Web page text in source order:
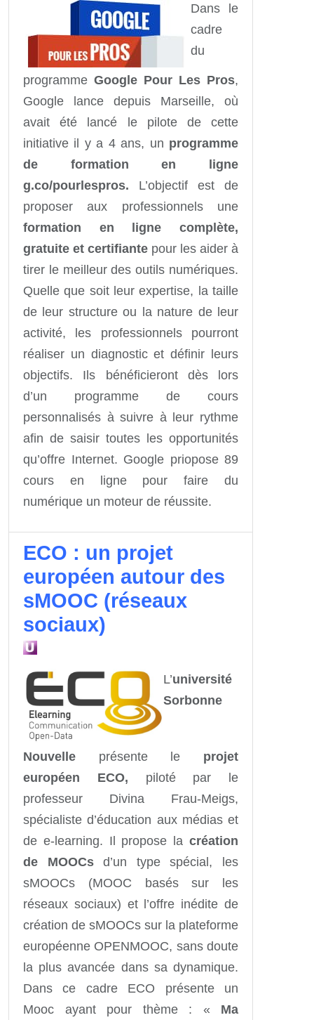
Dans le
cadre
du
programme Google Pour Les Pros,
Google lance depuis Marseille, où
avait été lancé le pilote de cette
initiative il y a 4 ans, un programme
de formation en ligne
g.co/pourlespros. L’objectif est de
proposer aux professionnels une
formation en ligne complète,
gratuite et certifiante pour les aider à
tirer le meilleur des outils numériques.
Quelle que soit leur expertise, la taille
de leur structure ou la nature de leur
activité, les professionnels pourront
réaliser un diagnostic et définir leurs
objectifs. Ils bénéficieront dès lors
d’un programme de cours
personnalisés à suivre à leur rythme
afin de saisir toutes les opportunités
qu’offre Internet. Google priopose 89
cours en ligne pour faire du
numérique un moteur de réussite.
ECO : un projet
européen autour des
sMOOC (réseaux
sociaux)
L’université
Sorbonne
Nouvelle présente le projet
européen ECO, piloté par le
professeur Divina Frau-Meigs,
spécialiste d’éducation aux médias et
de e-learning. Il propose la création
de MOOCsd’un type spécial, les
sMOOCs (MOOC basés sur les
réseaux sociaux) et l’offre inédite de
création de sMOOCs sur la plateforme
européenne OPENMOOC, sans doute
la plus avancée dans sa dynamique.
Dans ce cadre ECO présente un
Mooc ayant pour thème : « Ma